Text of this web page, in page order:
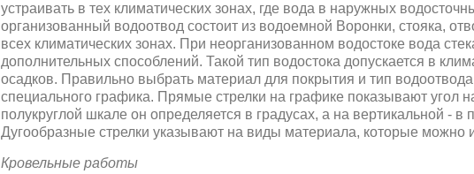
устраивать в тех климатических зонах, где вода в наружных
организованный водоотвод состоит из водоемной Воронки, стояка,
всех климатических зонах. При неорганизованном водостоке вода
дополнительных способлений. Такой тип водостока допускается в
осадков. Правильно выбрать материал для покрытия и тип
специального графика. Прямые стрелки на графике показывают угол
полукруглой шкале он определяется в градусах, а на вертикальной - в
Дугообразные стрелки указывают на виды материала, которые можно
Кровельные работы